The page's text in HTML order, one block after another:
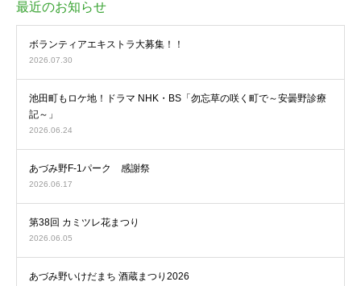
最近のお知らせ
ボランティアエキストラ大募集！！
2026.07.30
池田町もロケ地！ドラマ NHK・BS「勿忘草の咲く町で～安曇野診療
記～」
2026.06.24
あづみ野F-1パーク 感謝祭
2026.06.17
第38回 カミツレ花まつり
2026.06.05
あづみ野いけだまち 酒蔵まつり2026